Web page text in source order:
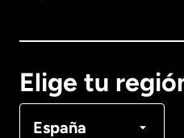
Elige tu
España
Français